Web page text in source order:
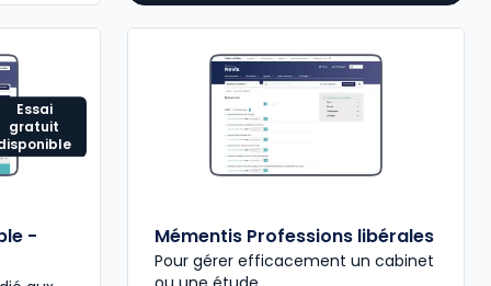
Essai
gratuit
-
Mémentis Professions libérales
Pour gérer efficacement un cabinet